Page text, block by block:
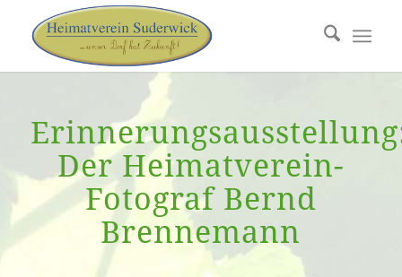
Der Heimatverein-
Fotograf Bernd
Brennemann